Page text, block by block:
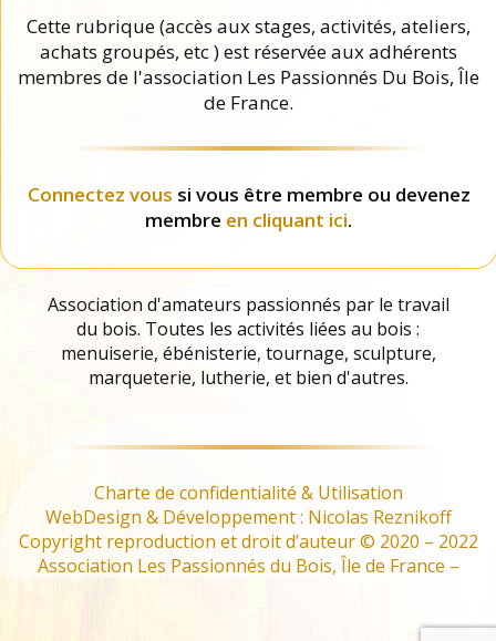
Cette rubrique (accès aux stages, activités, ateliers,
achats groupés, etc ) est réservée aux adhérents
membres de l'association Les Passionnés Du Bois, Île
de France.
Connectez vous si vous être membre ou devenez
membre en cliquant ici.
Association d'amateurs passionnés par le travail
du bois. Toutes les activités liées au bois :
menuiserie, ébénisterie, tournage, sculpture,
marqueterie, lutherie, et bien d'autres.
Charte de confidentialité & Utilisation
WebDesign & Développement : Nicolas Reznikoff
Copyright reproduction et droit d’auteur © 2020 – 2022
Association Les Passionnés du Bois, Île de France –